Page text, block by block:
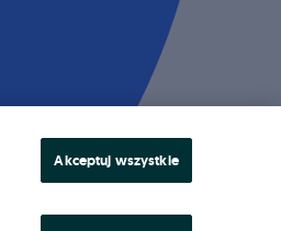
Akceptuj wszystkie